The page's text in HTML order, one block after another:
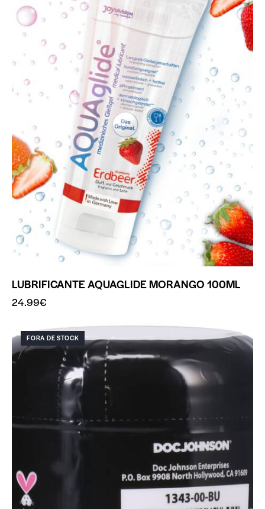
LUBRIFICANTE AQUAGLIDE MORANGO 100ML
24.99€
FORA DE STOCK